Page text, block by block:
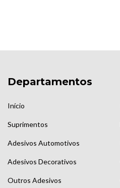
Departamentos
Início
Suprimentos
Adesivos Automotivos
Adesivos Decorativos
Outros Adesivos